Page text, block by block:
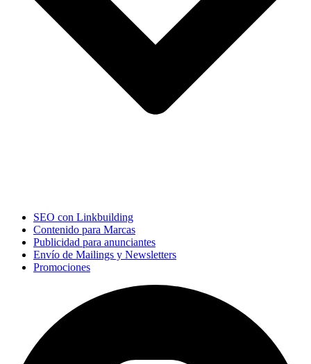
SEO con Linkbuilding
Contenido para Marcas
Publicidad para anunciantes
Envío de Mailings y Newsletters
Promociones